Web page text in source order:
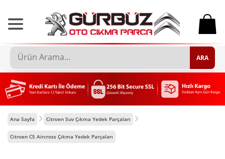
0
ARA
Ana Sayfa Citroen Suv Çıkma Yedek Parçaları
Citroen C5 Aircross Çıkma Yedek Parçaları